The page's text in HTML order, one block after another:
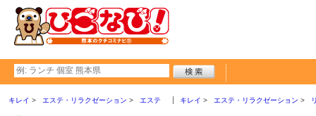
キレイ エステ・リラクゼーション エステ キレイ エステ・リラクゼーション